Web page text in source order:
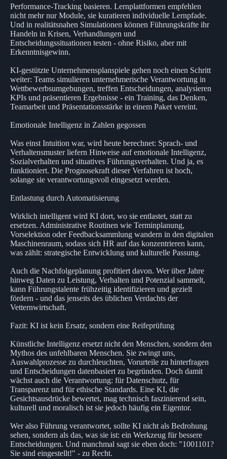
Performance-Tracking basieren. Lernplattformen empfehlen
nicht mehr nur Module, sie kuratieren individuelle Lernpfade.
Und in realitätsnahen Simulationen können Führungskräfte ihr
Handeln in Krisen, Verhandlungen und
Entscheidungssituationen testen - ohne Risiko, aber mit
Erkenntnisgewinn.
KI-gestützte Unternehmensplanspiele gehen noch einen Schritt
weiter: Teams simulieren unternehmerische Verantwortung in
Wettbewerbsumgebungen, treffen Entscheidungen, analysieren
KPIs und präsentieren Ergebnisse - ein Training, das Denken,
Teamarbeit und Präsentationsstärke in einem Paket vereint.
Emotionale Intelligenz in Zahlen gegossen
Was einst Intuition war, wird heute berechnet: Sprach- und
Verhaltensmuster liefern Hinweise auf emotionale Intelligenz,
Sozialverhalten und situatives Führungsverhalten. Und ja, es
funktioniert. Die Prognosekraft dieser Verfahren ist hoch,
solange sie verantwortungsvoll eingesetzt werden.
Entlastung durch Automatisierung
Wirklich intelligent wird KI dort, wo sie entlastet, statt zu
ersetzen. Administrative Routinen wie Terminplanung,
Vorselektion oder Feedbacksammlung wandern in den digitalen
Maschinenraum, sodass sich HR auf das konzentrieren kann,
was zählt: strategische Entwicklung und kulturelle Passung.
Auch die Nachfolgeplanung profitiert davon. Wer über Jahre
hinweg Daten zu Leistung, Verhalten und Potenzial sammelt,
kann Führungstalente frühzeitig identifizieren und gezielt
fördern - und das jenseits des üblichen Verdachts der
Vetternwirtschaft.
Fazit: KI ist kein Ersatz, sondern eine Reifeprüfung
Künstliche Intelligenz ersetzt nicht den Menschen, sondern den
Mythos des unfehlbaren Menschen. Sie zwingt uns,
Auswahlprozesse zu durchleuchten, Vorurteile zu hinterfragen
und Entscheidungen datenbasiert zu begründen. Doch damit
wächst auch die Verantwortung: für Datenschutz, für
Transparenz und für ethische Standards. Eine KI, die
Gesichtsausdrücke bewertet, mag technisch faszinierend sein,
kulturell und moralisch ist sie jedoch häufig ein Eigentor.
Wer also Führung verantwortet, sollte KI nicht als Bedrohung
sehen, sondern als das, was sie ist: ein Werkzeug für bessere
Entscheidungen. Und manchmal sagt sie eben doch: "1001101?
Sie sind eingestellt!" - zu Recht.